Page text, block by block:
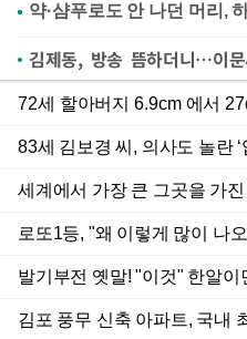
김제동, 방송 뜸하더니…이